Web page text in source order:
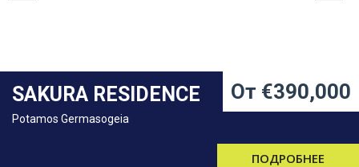
От €390,000
SAKURA RESIDENCE
Potamos Germasogeia
ПОДРОБНЕЕ